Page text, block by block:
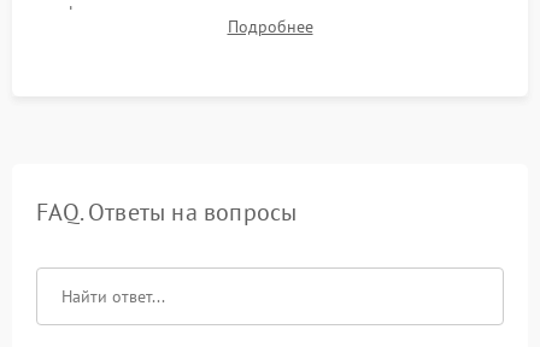
фокуса, контрастности и цветопередачи на тестовых
таблицах. Проверка работы всех видеовходов и кнопок
Подробнее
FAQ. Ответы на вопросы